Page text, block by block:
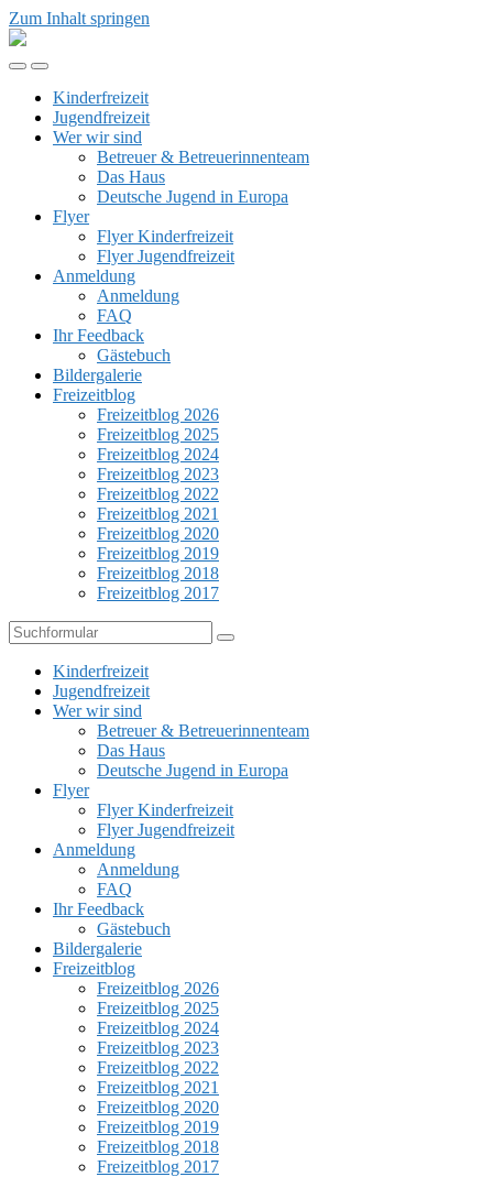
Zum Inhalt springen
Kinder-
Rhön
Mobil-
umschalten
Suchfeld
umschalten
Kinderfreizeit
Jugendfreizeit
Wer wir sind
Betreuer & Betreuerinnenteam
Das Haus
Deutsche Jugend in Europa
Flyer
Flyer Kinderfreizeit
Flyer Jugendfreizeit
Anmeldung
Anmeldung
FAQ
Ihr Feedback
Gästebuch
Bildergalerie
Freizeitblog
Freizeitblog 2026
Freizeitblog 2025
Freizeitblog 2024
Freizeitblog 2023
Freizeitblog 2022
Freizeitblog 2021
Freizeitblog 2020
Freizeitblog 2019
Freizeitblog 2018
Freizeitblog 2017
Suchen
Kinderfreizeit
Jugendfreizeit
Wer wir sind
Betreuer & Betreuerinnenteam
Das Haus
Deutsche Jugend in Europa
Flyer
Flyer Kinderfreizeit
Flyer Jugendfreizeit
Anmeldung
Anmeldung
FAQ
Ihr Feedback
Gästebuch
Bildergalerie
Freizeitblog
Freizeitblog 2026
Freizeitblog 2025
Freizeitblog 2024
Freizeitblog 2023
Freizeitblog 2022
Freizeitblog 2021
Freizeitblog 2020
Freizeitblog 2019
Freizeitblog 2018
Freizeitblog 2017